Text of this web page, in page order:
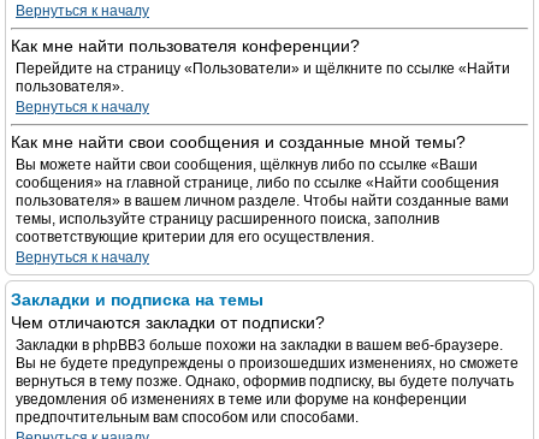
Вернуться к началу
Как мне найти пользователя конференции?
Перейдите на страницу «Пользователи» и щёлкните по ссылке «Найти
пользователя».
Вернуться к началу
Как мне найти свои сообщения и созданные мной темы?
Вы можете найти свои сообщения, щёлкнув либо по ссылке «Ваши
сообщения» на главной странице, либо по ссылке «Найти сообщения
пользователя» в вашем личном разделе. Чтобы найти созданные вами
темы, используйте страницу расширенного поиска, заполнив
соответствующие критерии для его осуществления.
Вернуться к началу
Закладки и подписка на темы
Чем отличаются закладки от подписки?
Закладки в phpBB3 больше похожи на закладки в вашем веб-браузере.
Вы не будете предупреждены о произошедших изменениях, но сможете
вернуться в тему позже. Однако, оформив подписку, вы будете получать
уведомления об изменениях в теме или форуме на конференции
предпочтительным вам способом или способами.